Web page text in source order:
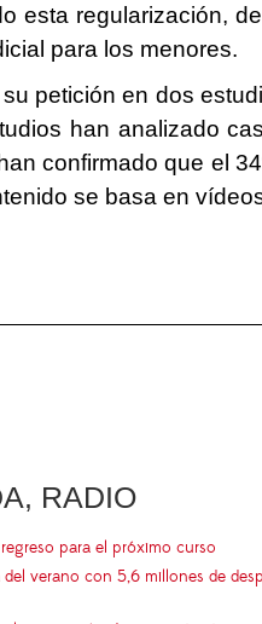
esta regularización,
para los menores.
petición en dos
han analizado
confirmado que el
se basa en
RADIO
para el próximo curso
verano con 5,6 millones de